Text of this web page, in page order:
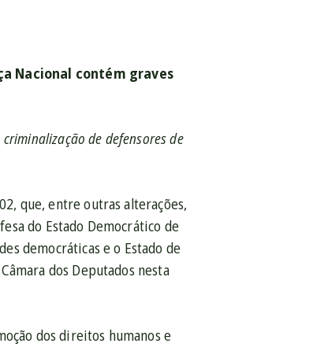
Nacional contém graves
de defensores de
que, entre outras alterações,
do Estado Democrático de
democráticas e o Estado de
dos Deputados nesta
dos direitos humanos e